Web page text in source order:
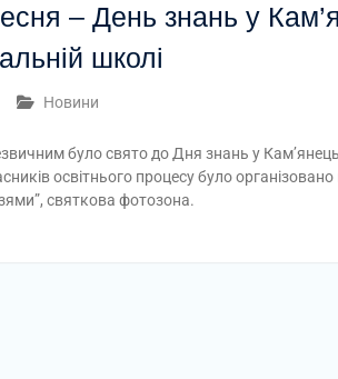
– День знань у
школі
Новини
було свято до Дня знань у
освітнього процесу було
святкова фотозона.